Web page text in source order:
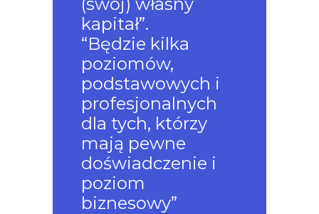
kapitał”.
“Będzie kilka
poziomów,
podstawowych i
profesjonalnych
dla tych, którzy
mają pewne
doświadczenie i
poziom
biznesowy”